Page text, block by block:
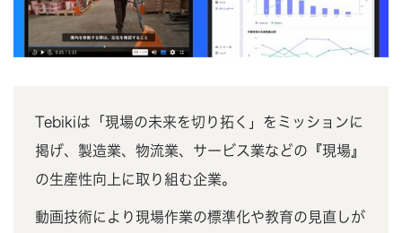
Tebikiは「現場の未来を切り拓く」をミッションに
掲げ、製造業、物流業、サービス業などの『現場』
の生産性向上に取り組む企業。
動画技術により現場作業の標準化や教育の見直しが